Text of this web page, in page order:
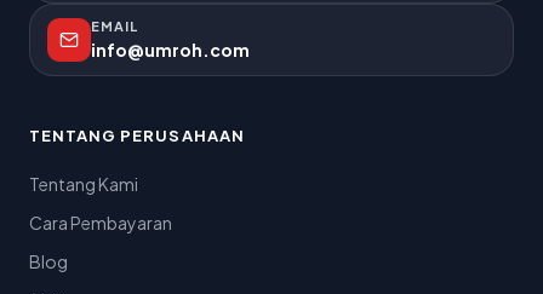
EMAIL
info@umroh.com
TENTANG PERUSAHAAN
Tentang Kami
Cara Pembayaran
Blog